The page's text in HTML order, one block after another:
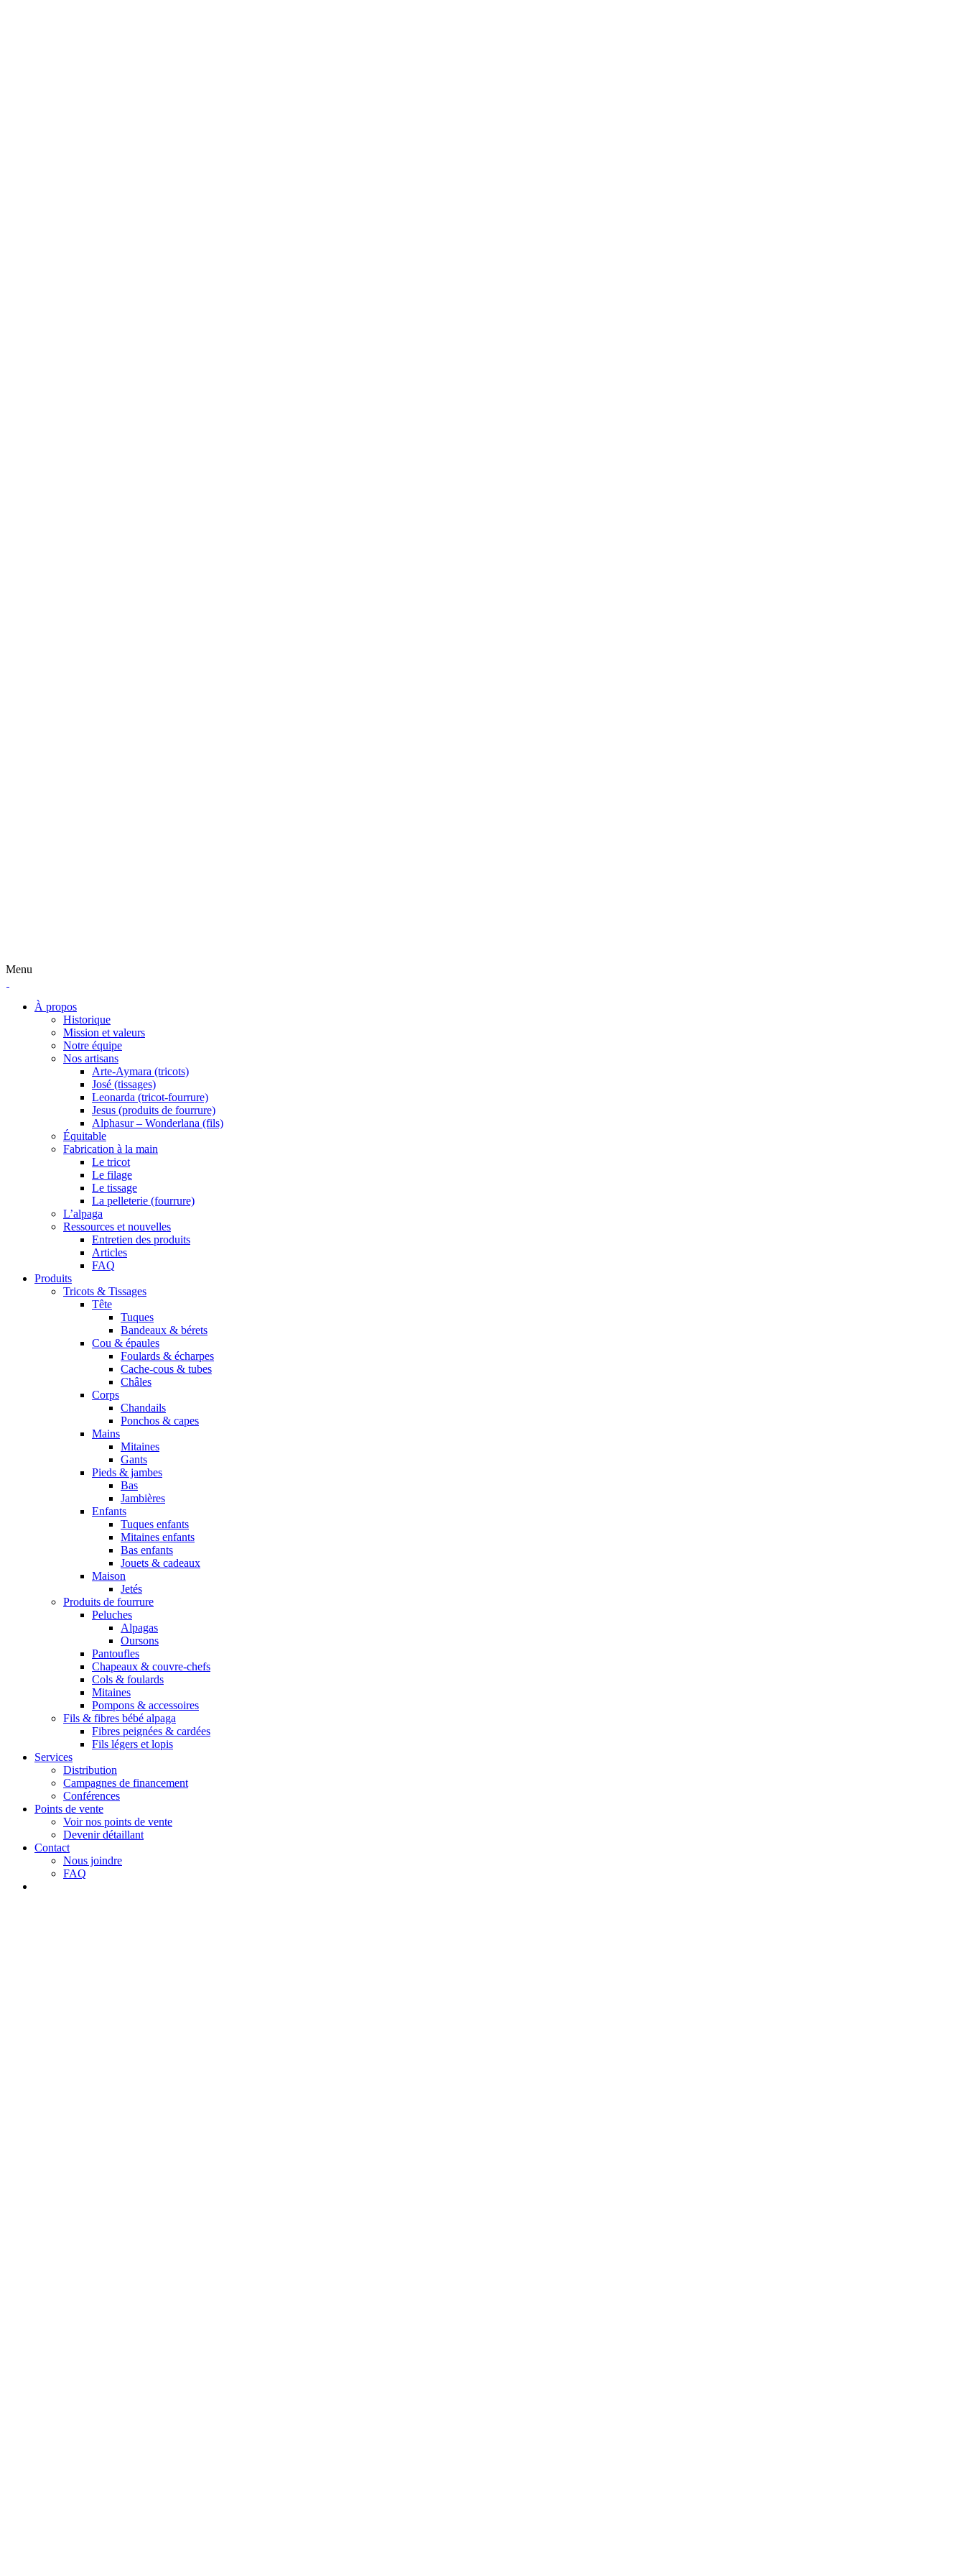
Menu
À propos
Historique
Mission et valeurs
Notre équipe
Nos artisans
Arte-Aymara (tricots)
José (tissages)
Leonarda (tricot-fourrure)
Jesus (produits de fourrure)
Alphasur – Wonderlana (fils)
Équitable
Fabrication à la main
Le tricot
Le filage
Le tissage
La pelleterie (fourrure)
L’alpaga
Ressources et nouvelles
Entretien des produits
Articles
FAQ
Produits
Tricots & Tissages
Tête
Tuques
Bandeaux & bérets
Cou & épaules
Foulards & écharpes
Cache-cous & tubes
Châles
Corps
Chandails
Ponchos & capes
Mains
Mitaines
Gants
Pieds & jambes
Bas
Jambières
Enfants
Tuques enfants
Mitaines enfants
Bas enfants
Jouets & cadeaux
Maison
Jetés
Produits de fourrure
Peluches
Alpagas
Oursons
Pantoufles
Chapeaux & couvre-chefs
Cols & foulards
Mitaines
Pompons & accessoires
Fils & fibres bébé alpaga
Fibres peignées & cardées
Fils légers et lopis
Services
Distribution
Campagnes de financement
Conférences
Points de vente
Voir nos points de vente
Devenir détaillant
Contact
Nous joindre
FAQ